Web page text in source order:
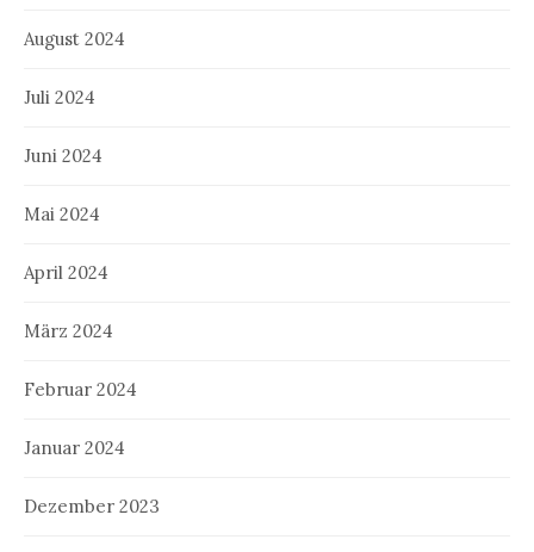
August 2024
Juli 2024
Juni 2024
Mai 2024
April 2024
März 2024
Februar 2024
Januar 2024
Dezember 2023